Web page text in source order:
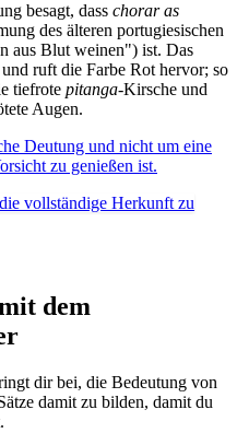
besagt, dass chorar as
des älteren portugiesischen
aus Blut weinen") ist. Das
ruft die Farbe Rot hervor; so
tiefrote pitanga-Kirsche und
Augen.
Deutung und nicht um eine
zu genießen ist.
vollständige Herkunft zu
dem
dir bei, die Bedeutung von
damit zu bilden, damit du